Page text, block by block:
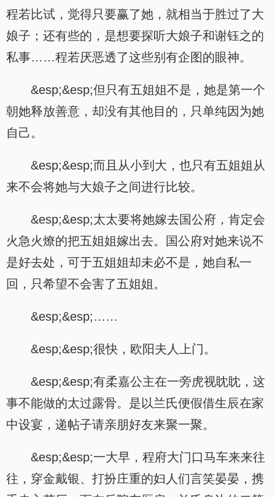
程若比试，觉得只要赢了她，就相当于胜过了大
娘子；还有些的，是想要探听大娘子和谢钰之的
私事……程若厌恶透了这些别有企图的眼神。
&esp;&esp;但只有五姐姐不是，她是第一个
朝她释放善意，却没有其他目的，只单纯因为她
自己。
&esp;&esp;而且从小到大，也只有五姐姐从
来不会将她与大娘子之间进行比较。
&esp;&esp;太太要将她嫁去国公府，肯定会
火急火燎的把五姐姐嫁出去。国公府对她来说不
是好去处，可于五姐姐却未必不是，她自私一
回，只希望不会害了五姐姐。
&esp;&esp;……
&esp;&esp;很快，欧阳夫人上门。
&esp;&esp;有柔嘉公主在一旁虎视眈眈，这
事不能做的太过露骨。是以兰氏便假借生辰在家
中设宴，递帖子请亲朋好友来聚一聚。
&esp;&esp;一大早，程府大门口马车来来往
往，穿金戴银、打扮庄重的妇人们言笑晏晏，携